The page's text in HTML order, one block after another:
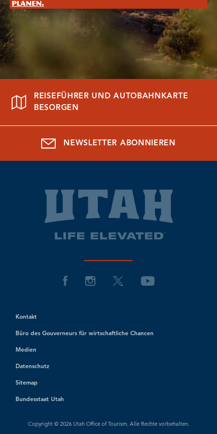
planen.
REISEFÜHRER UND AUTOBAHNKARTE
BESORGEN
NEWSLETTER ABONNIEREN
Kontakt
Büro des Gouverneurs für wirtschaftliche Chancen
Medien
Datenschutz
Sitemap
Bundesstaat Utah
Copyright © 2026 Utah Office of Tourism. Alle Rechte vorbehalten.